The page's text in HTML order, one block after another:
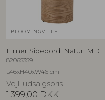
BLOOMINGVILLE
Elmer Sidebord, Natur, MDF
82065359
L46xH40xW46 cm
Vejl. udsalgspris
1.399,00 DKK